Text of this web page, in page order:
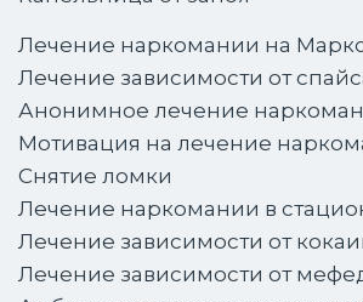
Лечение наркомании на
Лечение зависимости от
Анонимное лечение
Мотивация на лечение
Снятие ломки
Лечение наркомании в
Лечение зависимости от
Лечение зависимости от